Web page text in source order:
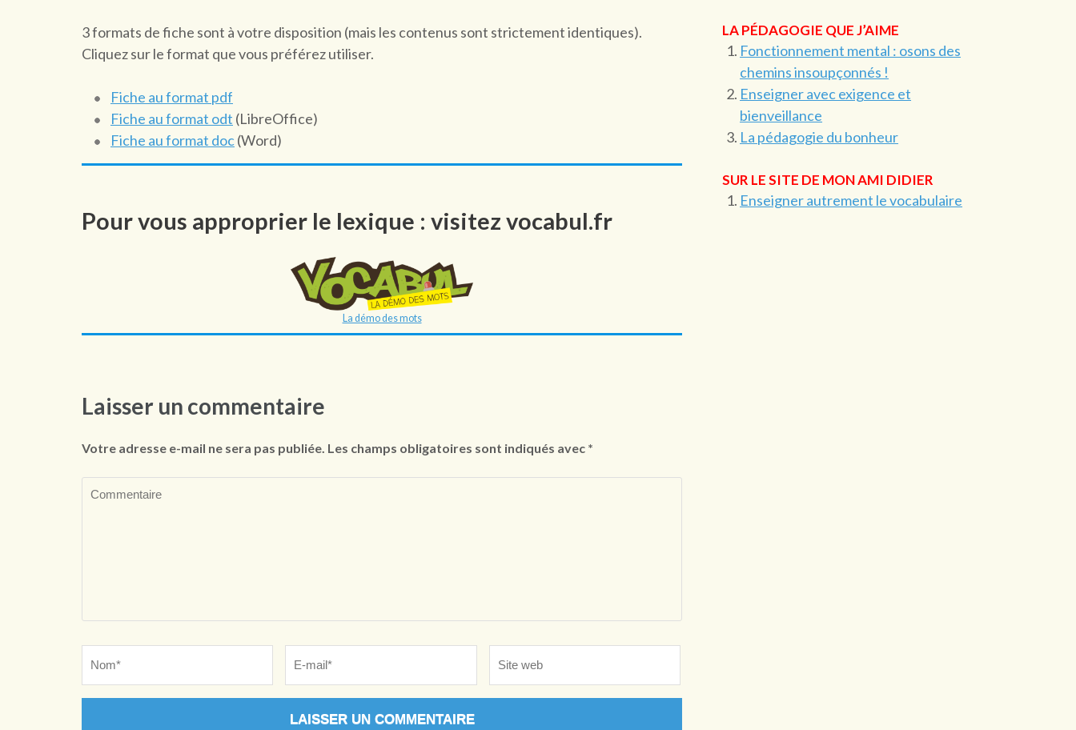
3 formats de fiche sont à votre disposition (mais les contenus sont strictement identiques).
Cliquez sur le format que vous préférez utiliser.
Fiche au format pdf
Fiche au format odt (LibreOffice)
Fiche au format doc(Word)
Pour vous approprier le lexique : visitez vocabul.fr
La démo des mots
Laisser un commentaire
Votre adresse e-mail ne sera pas publiée. Les champs obligatoires sont indiqués avec *
web
LA PÉDAGOGIE QUE J’AIME
Fonctionnement mental : osons des
chemins insoupçonnés !
Enseigner avec exigence et
bienveillance
La pédagogie du bonheur
SUR LE SITE DE MON AMI DIDIER
Enseigner autrement le vocabulaire